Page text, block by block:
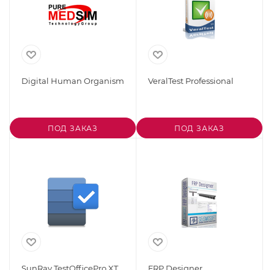
Digital Human Organism
ПОД ЗАКАЗ
VeralTest Professional
ПОД ЗАКАЗ